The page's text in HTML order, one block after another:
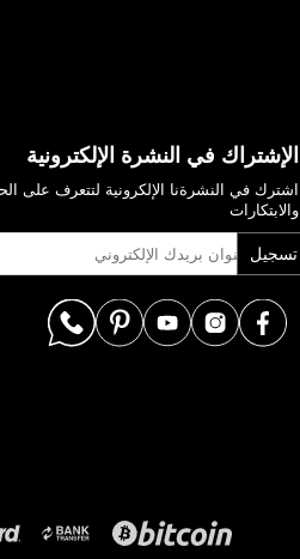
الإشتراك في النشرة الإلكترونية
اشترك في النشرةنا الإلكرونية لتتعرف على
والابتكارات
تسجيل